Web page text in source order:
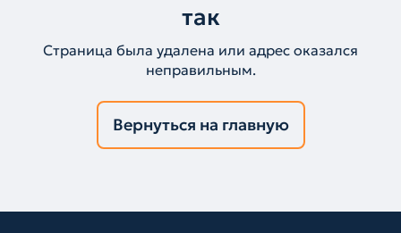
так
Страница была удалена или адрес оказался
неправильным.
Вернуться на главную